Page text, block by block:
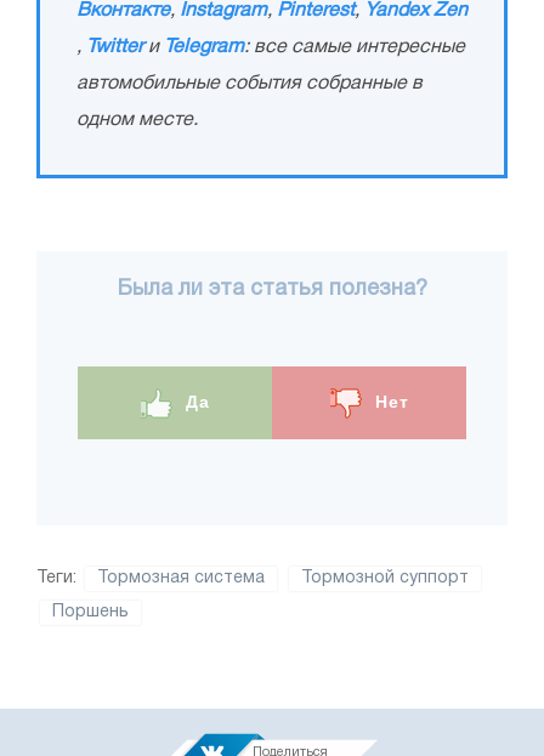
Вконтакте, Instagram, Pinterest, Yandex Zen
, Twitterи Telegram: все самые интересные
автомобильные события собранные в
одном месте.
Была ли эта статья полезна?
Да Нет
Теги: Тормозная система Тормозной суппорт
Поршень
Поделиться